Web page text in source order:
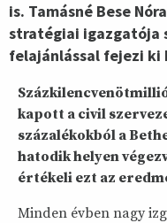
is. Tamásné Bese
stratégiai igazgatója
felajánlással fejezi ki
kapott a civil
százalékokból a
hatodik helyen
értékeli ezt az
Minden évben nagy